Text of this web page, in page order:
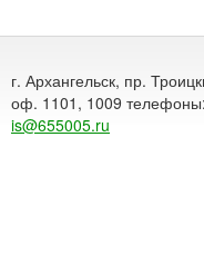
г. Архангельск, пр.
оф. 1101, 1009
is@655005.ru